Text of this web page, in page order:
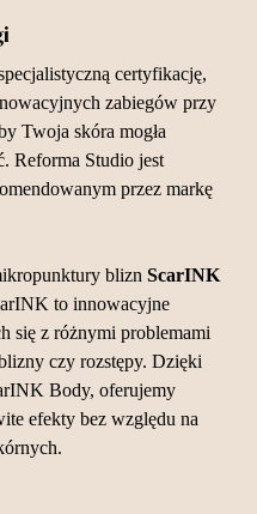
certyfikację,
zabiegów przy
Twoja skóra mogła
Reforma Studio jest
przez markę
blizn ScarINK
to innowacyjne
się z różnymi problemami
czy rozstępy. Dzięki
Body, oferujemy
efekty bez względu na